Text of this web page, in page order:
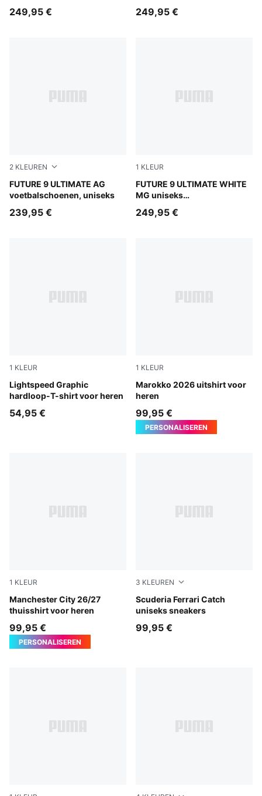
249,95 € 249,95 €
2 KLEUREN
FUTURE 9 ULTIMATE AG
voetbalschoenen, uniseks
Sugared Almond-PUMA White-Ultra Red-PUMA Black
239,95 €
1 KLEUR
FUTURE 9 ULTIMATE WHITE
MG uniseks
PUMA White-Luminous
249,95 €
1 KLEUR
Lightspeed Graphic
hardloop-T-shirt voor heren
Inky Depths
54,95 €
1 KLEUR
Marokko 2026 uitshirt voor
heren
PUMA White-Victory Gold
99,95 €
PERSONALISEREN
1 KLEUR
Manchester City 26/27
thuisshirt voor heren
Team Light Blue-Icy Blue
99,95 €
PERSONALISEREN
3 KLEUREN
Scuderia Ferrari Catch
uniseks sneakers
PUMA White-PUMA White-
99,95 €